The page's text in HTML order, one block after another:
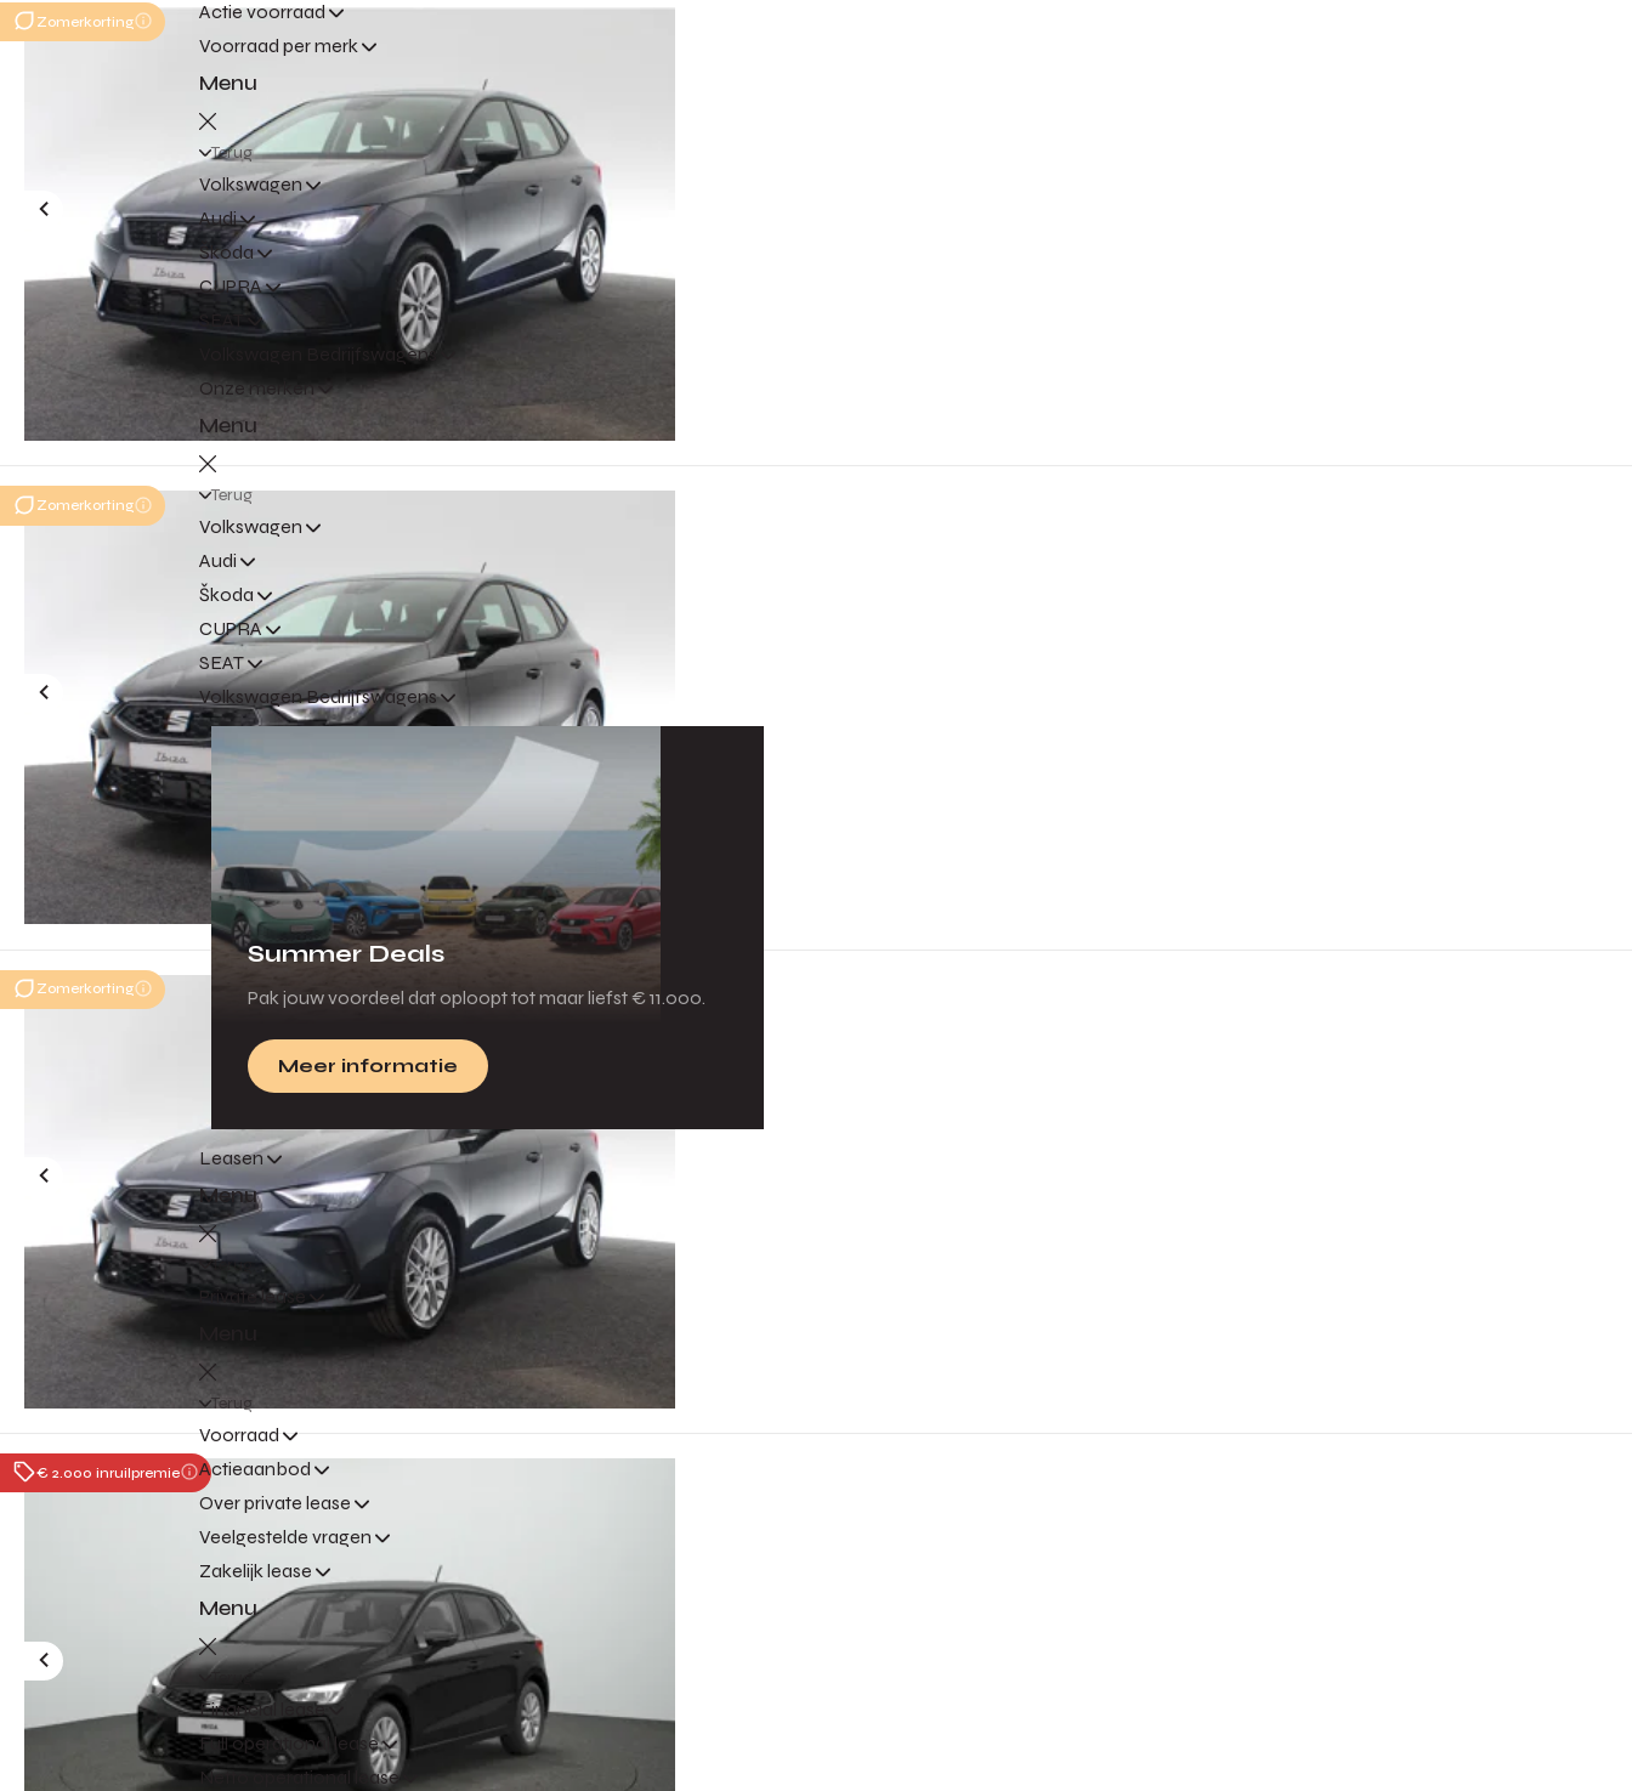
Actie voorraad
Voorraad per merk
Menu
Terug
Volkswagen
Audi
Škoda
CUPRA
Volkswagen Bedrijfswagens
Onze merken
Menu
Terug
Volkswagen
Audi
Škoda
CUPRA
SEAT
Volkswagen Bedrijfswagens
Summer Deals
Pak jouw voordeel dat oploopt tot maar liefst € 11.000.
Meer informatie
Leasen
Menu
Terug
Private lease
Terug
Voorraad
Actieaanbod
Over private lease
Veelgestelde vragen
Zakelijk lease
Menu
Terug
Financial lease
Full operational lease
Netto operational lease
Zomerkorting
Zomerkorting
Zomerkorting
€ 2.000 inruilpremie